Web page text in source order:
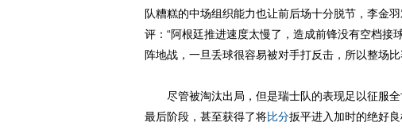
队糟糕的中场组织能力也让前后场十分脱节，李金
评：“阿根廷推进速度太慢了，造成前锋没有空档接
阵地战，一旦丢球很容易被对手打反击，所以整场
尽管被淘汰出局，但是瑞士队的表现足以征服全
最后阶段，甚至获得了将比分扳平进入加时的绝好